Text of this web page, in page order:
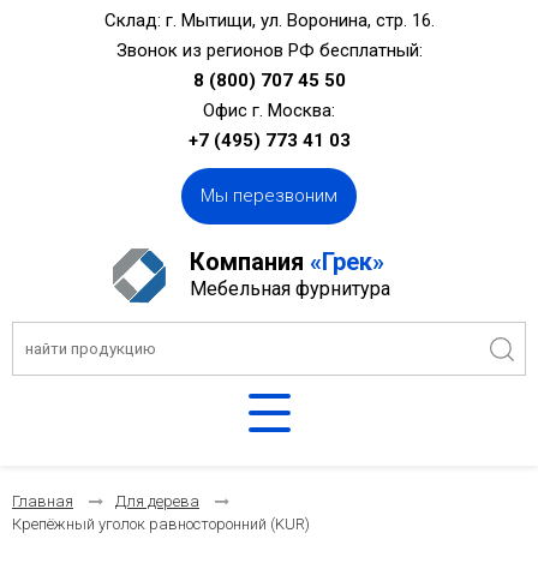
Склад: г. Мытищи, ул. Воронина, стр. 16.
Звонок из регионов РФ бесплатный:
8 (800) 707 45 50
Офис г. Москва:
+7 (495) 773 41 03
Мы перезвоним
Компания «Грек»
Мебельная фурнитура
Главная
Для дерева
Крепёжный уголок равносторонний (KUR)